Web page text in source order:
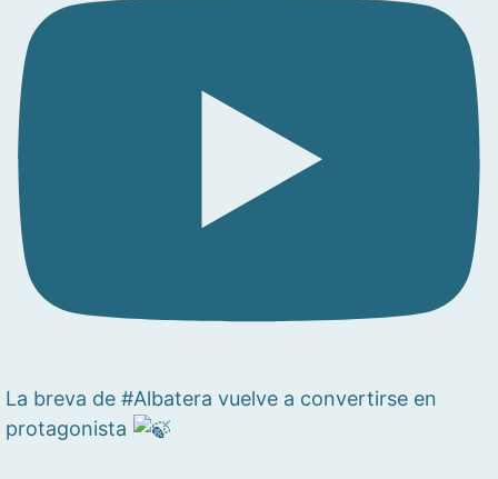
La breva de #Albatera vuelve a convertirse en
protagonista